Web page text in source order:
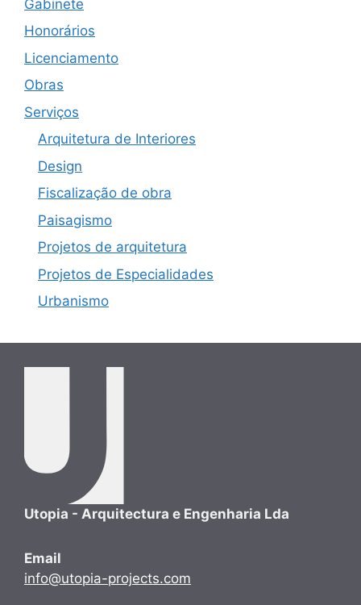
Gabinete
Honorários
Licenciamento
Obras
Serviços
Arquitetura de Interiores
Design
Fiscalização de obra
Paisagismo
Projetos de arquitetura
Projetos de Especialidades
Urbanismo
Utopia - Arquitectura e Engenharia Lda
Email
info@utopia-projects.com